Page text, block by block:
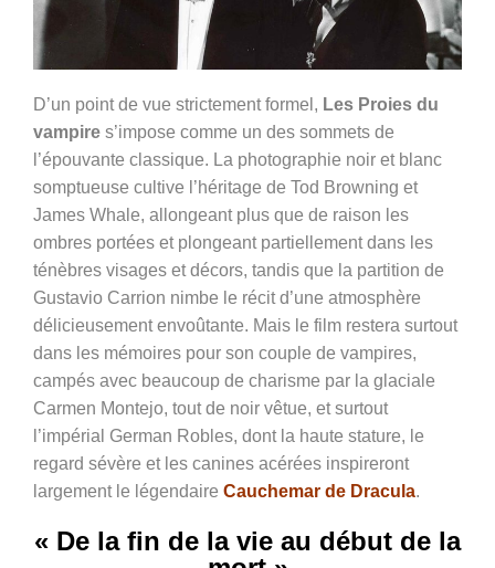
D’un point de vue strictement formel, Les Proies du
vampire s’impose comme un des sommets de
l’épouvante classique. La photographie noir et blanc
somptueuse cultive l’héritage de Tod Browning et
James Whale, allongeant plus que de raison les
ombres portées et plongeant partiellement dans les
ténèbres visages et décors, tandis que la partition de
Gustavio Carrion nimbe le récit d’une atmosphère
délicieusement envoûtante. Mais le film restera surtout
dans les mémoires pour son couple de vampires,
campés avec beaucoup de charisme par la glaciale
Carmen Montejo, tout de noir vêtue, et surtout
l’impérial German Robles, dont la haute stature, le
regard sévère et les canines acérées inspireront
largement le légendaire Cauchemar de Dracula.
« De la fin de la vie au début de la